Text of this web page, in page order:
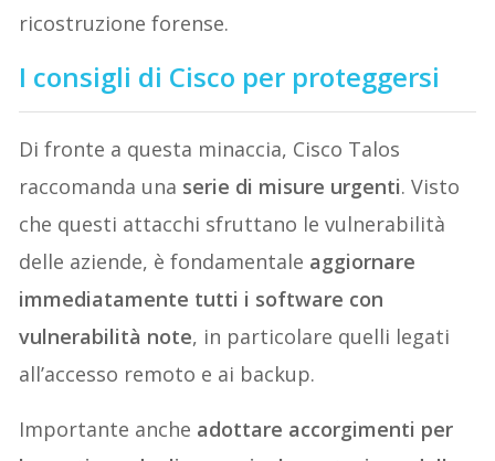
ricostruzione forense.
I consigli di Cisco per proteggersi
Di fronte a questa minaccia, Cisco Talos
raccomanda una serie di misure urgenti. Visto
che questi attacchi sfruttano le vulnerabilità
delle aziende, è fondamentale aggiornare
immediatamente tutti i software con
vulnerabilità note, in particolare quelli legati
all’accesso remoto e ai backup.
Importante anche adottare accorgimenti per